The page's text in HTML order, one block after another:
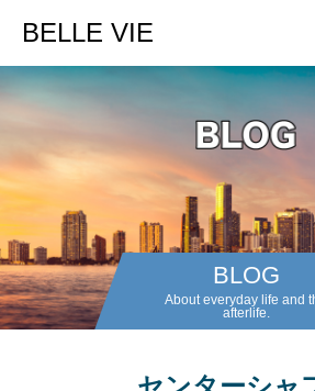
BELLE VIE
BLOG
About everyday life and
afterlife.